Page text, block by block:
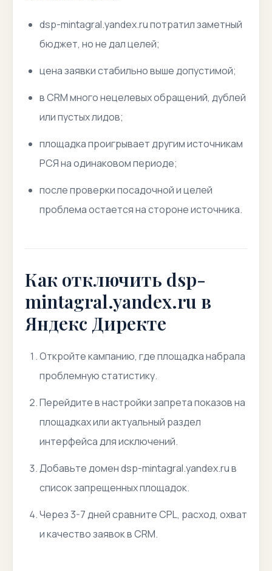
dsp-mintagral.yandex.ru потратил заметный
бюджет, но не дал целей;
цена заявки стабильно выше допустимой;
в CRM много нецелевых обращений, дублей
или пустых лидов;
площадка проигрывает другим источникам
РСЯ на одинаковом периоде;
после проверки посадочной и целей
проблема остается на стороне источника.
Как отключить dsp-
mintagral.yandex.ru в
Яндекс Директе
Откройте кампанию, где площадка набрала
проблемную статистику.
Перейдите в настройки запрета показов на
площадках или актуальный раздел
интерфейса для исключений.
Добавьте домен dsp-mintagral.yandex.ru в
список запрещенных площадок.
Через 3-7 дней сравните CPL, расход, охват
и качество заявок в CRM.